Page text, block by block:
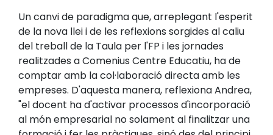
Un canvi de paradigma que, arreplegant l'esperit
de la nova llei i de les reflexions sorgides al caliu
del treball de la Taula per l'FP i les jornades
realitzades a Comenius Centre Educatiu, ha de
comptar amb la col·laboració directa amb les
empreses. D'aquesta manera, reflexiona Andrea,
"el docent ha d'activar processos d'incorporació
al món empresarial no solament al finalitzar una